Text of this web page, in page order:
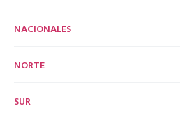
NACIONALES
NORTE
SUR